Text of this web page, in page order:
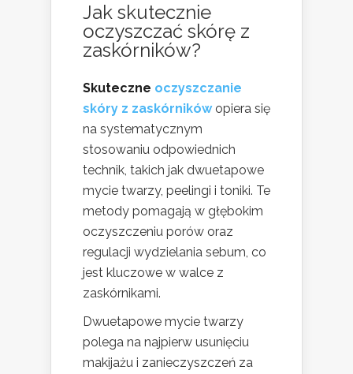
Jak skutecznie
oczyszczać skórę z
zaskórników?
Skuteczne oczyszczanie
skóry z zaskórnikówopiera się
na systematycznym
stosowaniu odpowiednich
technik, takich jak dwuetapowe
mycie twarzy, peelingi i toniki. Te
metody pomagają w głębokim
oczyszczeniu porów oraz
regulacji wydzielania sebum, co
jest kluczowe w walce z
zaskórnikami.
Dwuetapowe mycie twarzy
polega na najpierw usunięciu
makijażu i zanieczyszczeń za